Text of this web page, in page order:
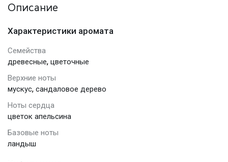
Описание
Характеристики аромата
Семейства
древесные, цветочные
Верхние ноты
мускус, сандаловое дерево
Ноты сердца
цветок апельсина
Базовые ноты
ландыш